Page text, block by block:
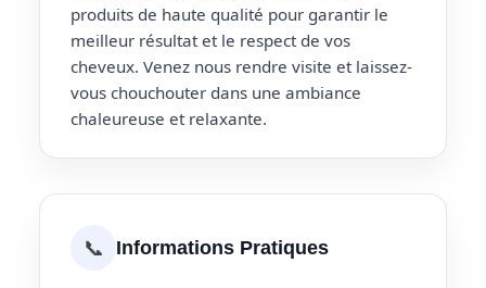
produits de haute qualité pour garantir le
meilleur résultat et le respect de vos
cheveux. Venez nous rendre visite et laissez-
vous chouchouter dans une ambiance
chaleureuse et relaxante.
📞 Informations Pratiques